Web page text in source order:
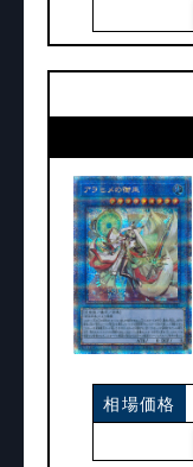
相場価格